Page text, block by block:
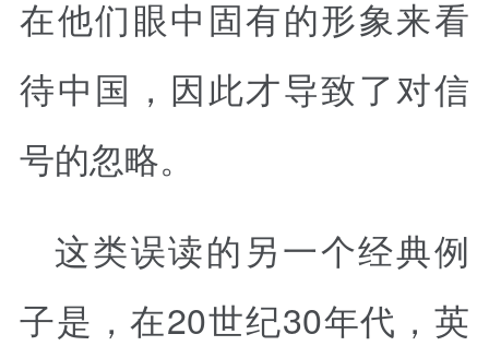
在他们眼中固有的形象来看
待中国，因此才导致了对信
号的忽略。
这类误读的另一个经典例
子是，在20世纪30年代，英